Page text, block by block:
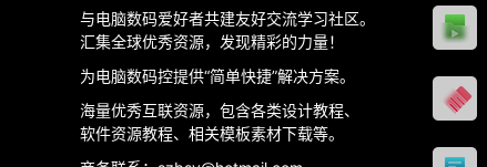
与电脑数码爱好者共建友好交流学习社区。
汇集全球优秀资源，发现精彩的力量！
为电脑数码控提供“简单快捷”解决方案。
海量优秀互联资源，包含各类设计教程、
软件资源教程、相关模板素材下载等。